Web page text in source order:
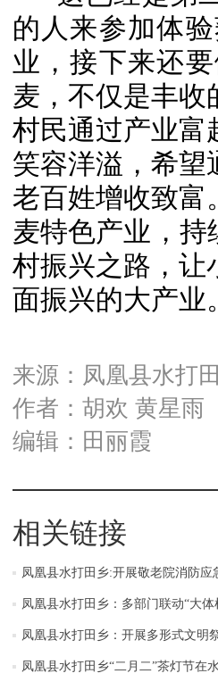
的人来参加体
业，接下来还
麦，不仅是丰收
村民通过产业富
笑容洋溢，希望
老百姓增收致富
麦特色产业，持
村振兴之路，让
面振兴的大产业。
来源：凤凰县水打
作者：胡欢 黄星雨
编辑：田丽霞
相关链接
凤凰县水打田乡:开展敬老院消防应
凤凰县水打田乡：多部门联动“大
凤凰县水打田乡：开展多形式文明
凤凰县水打田乡“二月二”茶灯节在